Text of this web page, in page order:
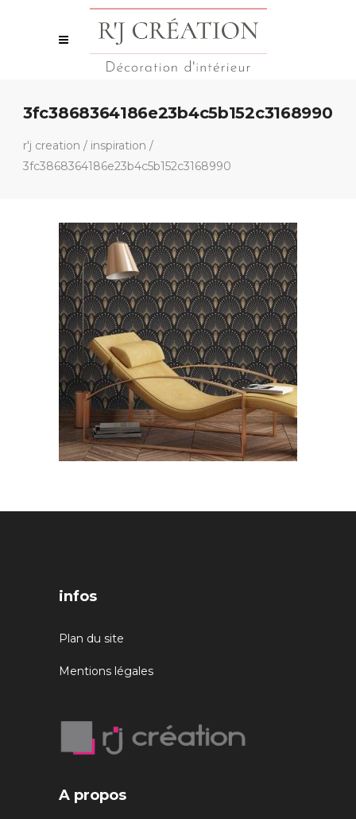
3fc3868364186e23b4c5b152c3168990
r'j creation / inspiration /
3fc3868364186e23b4c5b152c3168990
infos
Plan du site
Mentions légales
A propos